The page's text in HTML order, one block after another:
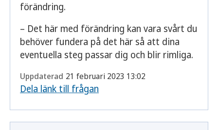
förändring.
– Det här med förändring kan vara svårt du
behöver fundera på det här så att dina
eventuella steg passar dig och blir rimliga.
Uppdaterad 21 februari 2023 13:02
Dela länk till frågan